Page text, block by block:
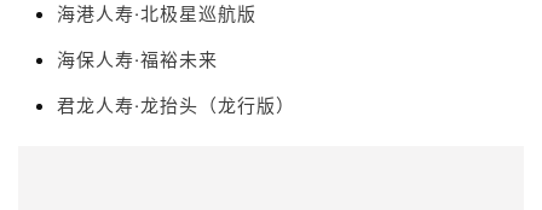
海港人寿·北极星巡航版
海保人寿·福裕未来
君龙人寿·龙抬头（龙行版）